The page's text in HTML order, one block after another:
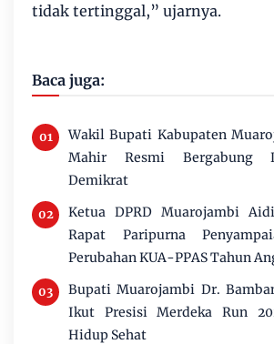
tidak tertinggal,” ujarnya.
Baca juga:
Wakil Bupati Kabupaten
Mahir Resmi Bergabung
Demikrat
Ketua DPRD Muarojambi
Rapat Paripurna
Perubahan KUA-PPAS Tahun
Bupati Muarojambi Dr.
Ikut Presisi Merdeka Run
Hidup Sehat